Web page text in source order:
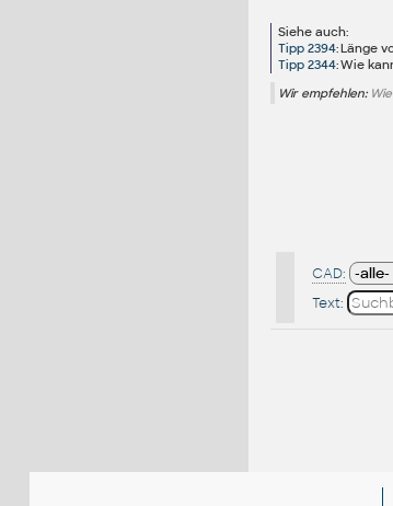
Siehe auch:
Tipp 2394:Länge
Tipp 2344:Wie
Wir empfehlen:
CAD:
Text: